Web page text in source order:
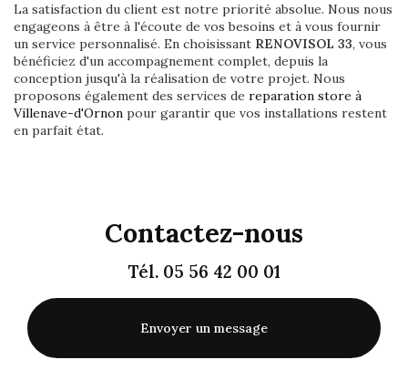
La satisfaction du client est notre priorité absolue. Nous nous
engageons à être à l'écoute de vos besoins et à vous fournir
un service personnalisé. En choisissant RENOVISOL 33, vous
bénéficiez d'un accompagnement complet, depuis la
conception jusqu'à la réalisation de votre projet. Nous
proposons également des services de reparation store à
Villenave-d'Ornon pour garantir que vos installations restent
en parfait état.
Contactez-nous
Tél. 05 56 42 00 01
Envoyer un message